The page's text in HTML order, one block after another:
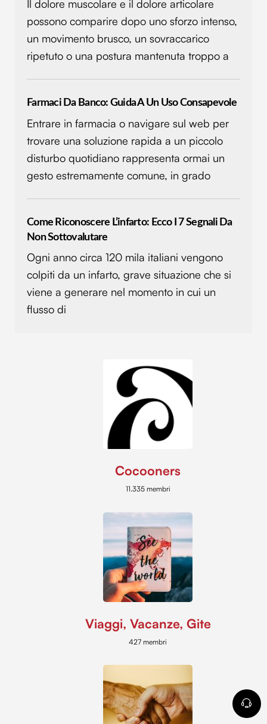
Il dolore muscolare e il dolore articolare
possono comparire dopo uno sforzo intenso,
un movimento brusco, un sovraccarico
ripetuto o una postura mantenuta troppo a
Farmaci Da Banco: Guida A Un Uso Consapevole
Entrare in farmacia o navigare sul web per
trovare una soluzione rapida a un piccolo
disturbo quotidiano rappresenta ormai un
gesto estremamente comune, in grado
Come Riconoscere L’infarto: Ecco I 7 Segnali Da
Non Sottovalutare
Ogni anno circa 120 mila italiani vengono
colpiti da un infarto, grave situazione che si
viene a generare nel momento in cui un
flusso di
Cocooners
11.335 membri
Viaggi, Vacanze, Gite
427 membri